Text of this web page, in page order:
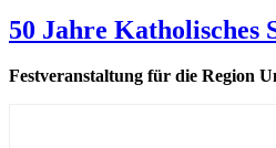
50 Jahre Katholisches
Festveranstaltung für die Region